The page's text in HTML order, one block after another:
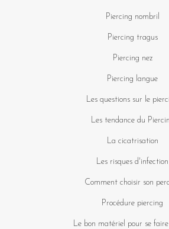
Piercing nombril
Piercing tragus
Piercing nez
Piercing langue
Les questions sur le
Les tendance du
La cicatrisation
Les risques d'infection
Comment choisir son
Procédure piercing
Le bon matériel pour se